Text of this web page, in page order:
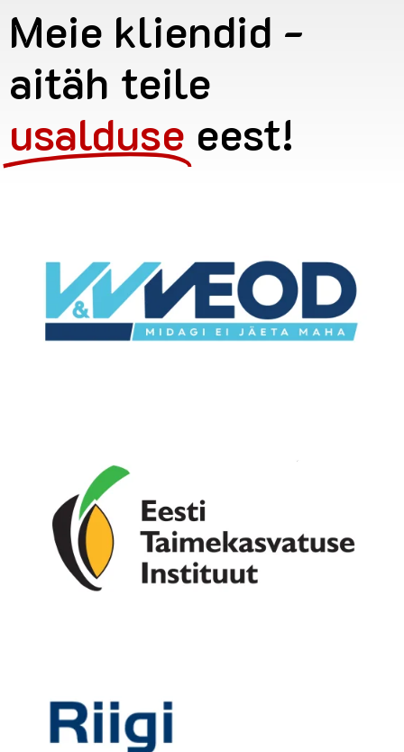
Meie kliendid -
aitäh teile
usalduse eest!